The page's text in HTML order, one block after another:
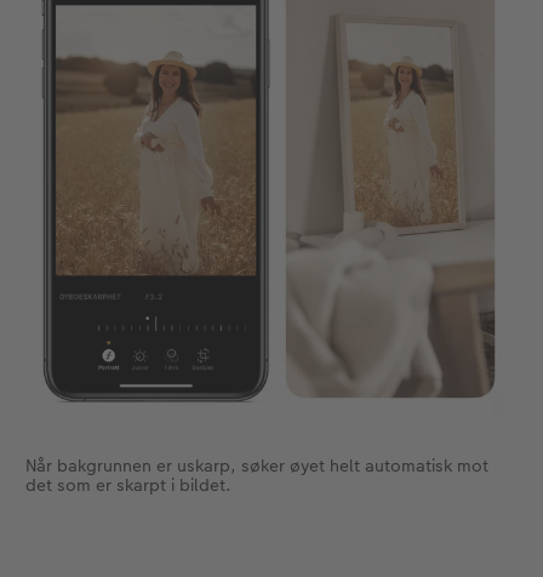
Når bakgrunnen er uskarp, søker øyet helt automatisk mot
det som er skarpt i bildet.